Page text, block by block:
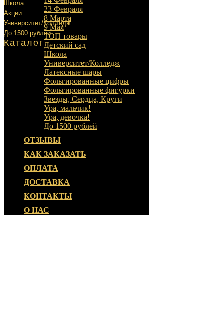
Школа
Акции
Университет/Колледж
До 1500 рублей
Каталог
23 Февраля
8 Марта
9 Мая
ТОП товары
Детский сад
Школа
Университет/Колледж
Латексные шары
Фольгированные цифры
Фольгированные фигурки
Звезды, Сердца, Круги
Ура, мальчик!
Ура, девочка!
До 1500 рублей
ОТЗЫВЫ
КАК ЗАКАЗАТЬ
ОПЛАТА
ДОСТАВКА
КОНТАКТЫ
О НАС